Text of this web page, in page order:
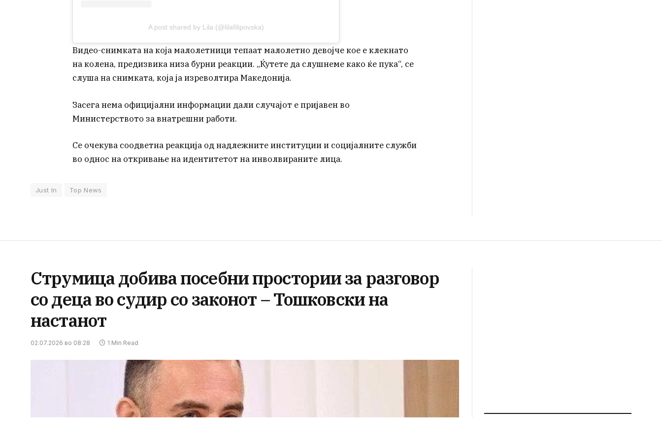
A post shared by Lila (@lilafilipovska)
Видео-снимката на која малолетници тепаат малолетно девојче кое е клекнато
на колена, предизвика низа бурни реакции. „Ќутете да слушнеме како ќе пука“, се
слуша на снимката, која ја изреволтира Македонија.
Засега нема официјални информации дали случајот е пријавен во
Министерството за внатрешни работи.
Се очекува соодветна реакција од надлежните институции и социјалните служби
во однос на откривање на идентитетот на инволвираните лица.
Just In Top News
Струмица добива посебни простории за разговор
со деца во судир со законот – Тошковски на
настанот
02.07.2026 во 08:28 1 Min Read